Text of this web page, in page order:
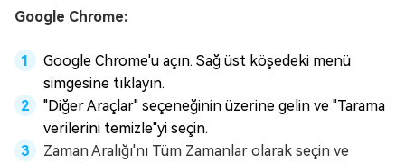
Google Chrome:
Google Chrome'u açın. Sağ üst köşedeki menü
simgesine tıklayın.
"Diğer Araçlar" seçeneğinin üzerine gelin ve "Tarama
verilerini temizle"yi seçin.
Zaman Aralığı'nı Tüm Zamanlar olarak seçin ve